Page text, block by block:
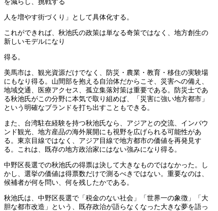
を減らし、挑戦する
人を増やす街づくり」として具体化する。
これができれば、秋池氏の政策は単なる奇策ではなく、地方創生の
新しいモデルになり
得る。
美馬市は、観光資源だけでなく、防災・農業・教育・移住の実験場
にもなり得る。山間部を抱える自治体だからこそ、災害への備え、
地域交通、医療アクセス、孤立集落対策は重要である。防災士であ
る秋池氏がこの分野に本気で取り組めば、「災害に強い地方都市」
という明確なブランドを打ち出すこともできる。
また、台湾駐在経験を持つ秋池氏なら、アジアとの交流、インバウ
ンド観光、地方産品の海外展開にも視野を広げられる可能性があ
る。東京目線ではなく、アジア目線で地方都市の価値を再発見す
る。これは、既存の地方政治家にはない強みになり得る。
中野区長選での秋池氏の得票は決して大きなものではなかった。し
かし、選挙の価値は得票数だけで測るべきではない。重要なのは、
候補者が何を問い、何を残したかである。
秋池氏は、中野区長選で「税金のない社会」「世界一の象徴」「大
胆な都市改造」という、既存政治が語らなくなった大きな夢を語っ